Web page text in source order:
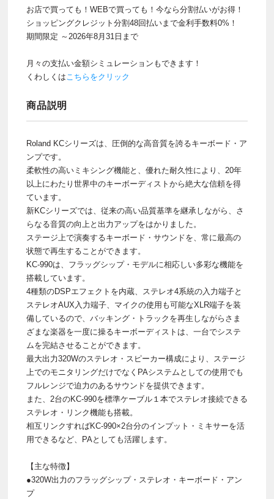
お店で買っても！WEBで買っても！今なら分割払いがお得！
ショッピングクレジット分割48回払いまで金利手数料0%！
期間限定 ～2026年8月31日まで
月々の支払い金額シミュレーションもできます！
くわしくはこちらをクリック
商品説明
Roland KCシリーズは、圧倒的な高音質を誇るキーボード・ア
ンプです。
柔軟性の高いミキシング機能と、優れた耐久性により、20年
以上にわたり世界中のキーボーディストから絶大な信頼を得
ています。
新KCシリーズでは、従来の高い品質基準を継承しながら、さ
らなる音質の向上と出力アップをはかりました。
ステージ上で演奏するキーボード・サウンドを、常に最高の
状態で再生することができます。
KC-990は、フラッグシップ・モデルに相応しい多彩な機能を
搭載しています。
4種類のDSPエフェクトを内蔵、ステレオ4系統の入力端子と
ステレオAUX入力端子、マイクの使用も可能なXLR端子を装
備しているので、バッキング・トラックを再生しながらさま
ざまな楽器を一度に操るキーボーディストは、一台でシステ
ムを完結させることができます。
最大出力320Wのステレオ・スピーカー構成により、ステージ
上でのモニタリングだけでなくPAシステムとしての使用でも
フルレンジで迫力のあるサウンドを提供できます。
また、2台のKC-990を標準ケーブル１本でステレオ接続できる
ステレオ・リンク機能も搭載。
相互リンクすればKC-990×2台分のインプット・ミキサーを活
用できるなど、PAとしても活躍します。
【主な特徴】
●320W出力のフラッグシップ・ステレオ・キーボード・アン
プ